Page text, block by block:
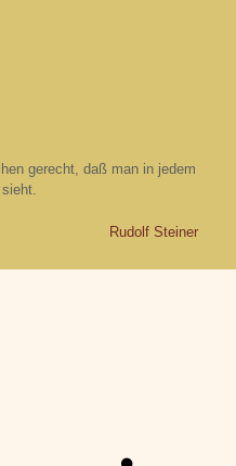
gerecht, daß man in jedem
Rudolf Steiner